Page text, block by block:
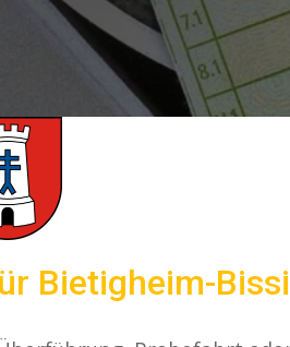
Bietigheim-